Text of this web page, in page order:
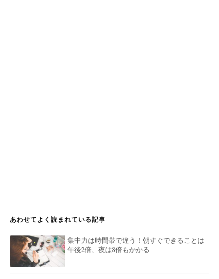
あわせてよく読まれている記事
集中力は時間帯で違う！朝すぐできることは
午後2倍、夜は8倍もかかる